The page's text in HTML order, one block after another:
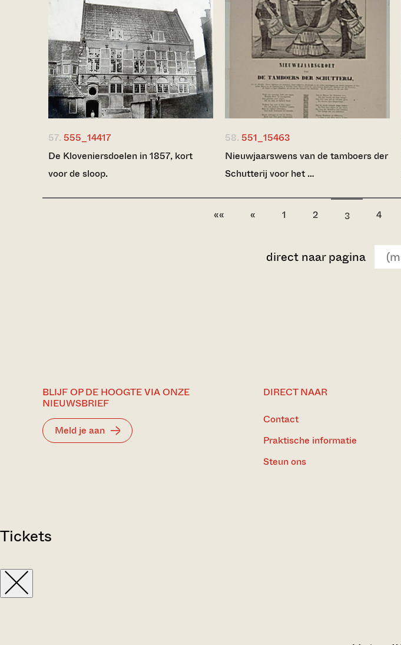
57. 555_14417
De Kloveniersdoelen in 1857, kort
voor de sloop.
58. 551_15463
Nieuwjaarswens van de tamboers der
Schutterij voor het …
«« « 1 2 3 4
direct naar pagina
BLIJF OP DE HOOGTE VIA ONZE
NIEUWSBRIEF
Meld je aan
DIRECT NAAR
Contact
Praktische informatie
Steun ons
Tickets